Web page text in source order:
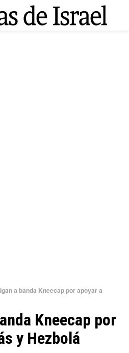
a banda Kneecap por apoyar a
Kneecap por
y Hezbolá